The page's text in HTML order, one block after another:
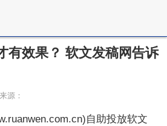
有效果？ 软文发稿网告诉
源：
自助投放软文